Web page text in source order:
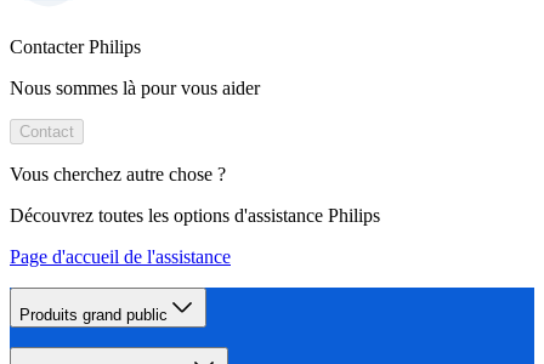
Contacter Philips
Nous sommes là pour vous aider
Contact
Vous cherchez autre chose ?
Découvrez toutes les options d'assistance Philips
Page d'accueil de l'assistance
Produits grand public